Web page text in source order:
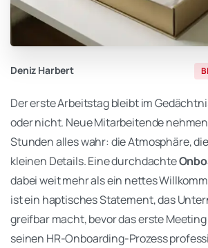
Deniz Harbert
Der erste Arbeitstag bleibt im
oder nicht. Neue Mitarbeitende
Stunden alles wahr: die Atmosphäre,
kleinen Details. Eine durchdachte
dabei weit mehr als ein nettes
ist ein haptisches Statement, das
greifbar macht, bevor das erste
seinen HR-Onboarding-Prozess